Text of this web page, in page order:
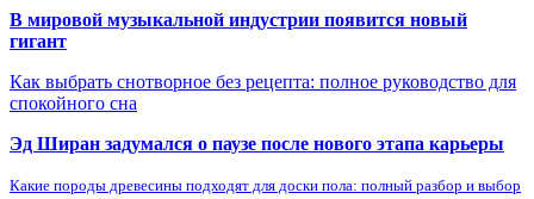
В мировой музыкальной индустрии появится новый
гигант
Как выбрать снотворное без рецепта: полное руководство для
спокойного сна
Эд Ширан задумался о паузе после нового этапа карьеры
Какие породы древесины подходят для доски пола: полный разбор и выбор